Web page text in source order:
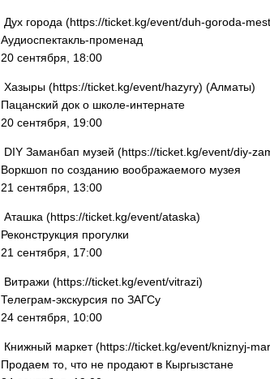
Дух города (https://ticket.kg/event/duh-goroda-
Аудиоспектакль-променад
20 сентября, 18:00
Хазыры (https://ticket.kg/event/hazyry) (Алматы)
Пацанский док о школе-интернате
20 сентября, 19:00
DIY Заманбап музей (https://ticket.kg/event/diy-
Воркшоп по созданию воображаемого музея
21 сентября, 13:00
Аташка (https://ticket.kg/event/ataska)
Реконструкция прогулки
21 сентября, 17:00
Витражи (https://ticket.kg/event/vitrazi)
Телеграм-экскурсия по ЗАГСу
24 сентября, 10:00
Книжный маркет (https://ticket.kg/event/kniznyj-
Продаем то, что не продают в Кыргызстане